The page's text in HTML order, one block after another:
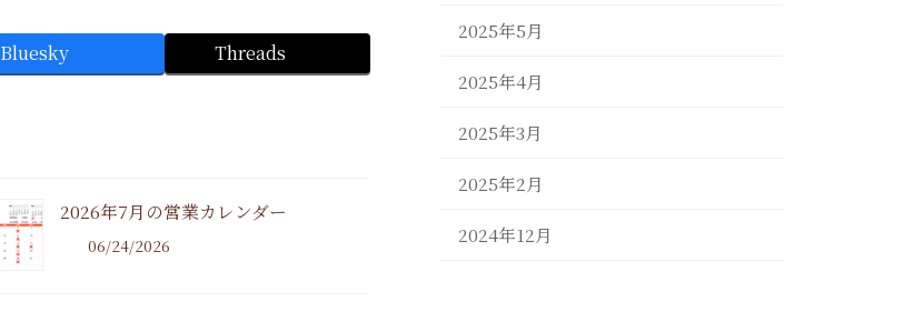
Bluesky Threads
2026年7月の営業カレンダー
06/24/2026
2025年5月
2025年4月
2025年3月
2025年2月
2024年12月